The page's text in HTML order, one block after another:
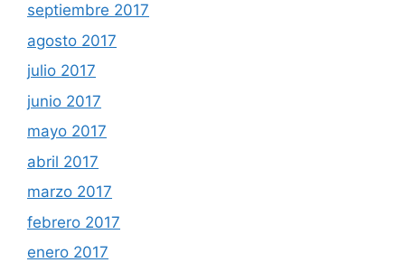
septiembre 2017
agosto 2017
julio 2017
junio 2017
mayo 2017
abril 2017
marzo 2017
febrero 2017
enero 2017